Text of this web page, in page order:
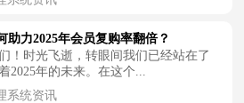
助力2025年会员复购率翻倍？
！时光飞逝，转眼间我们已经站在了
2025年的未来。在这个...
系统资讯